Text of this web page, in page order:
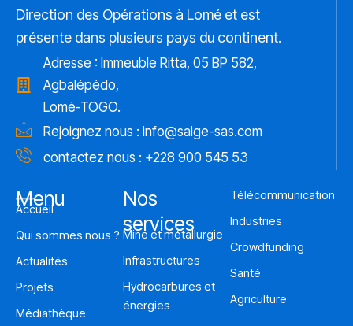
Direction des Opérations à Lomé et est
présente dans plusieurs pays du continent.
Adresse : Immeuble Ritta, 05 BP 582,
Agbalépédo,
Lomé-TOGO.
Rejoignez nous : info@saige-sas.com
contactez nous : +228 900 545 53
Menu
Accueil
Qui sommes nous ?
Actualités
Projets
Médiathèque
Nos
services
Mine et métallurgie
Infrastructures
Hydrocarbures et
énergies
Télécommunication
Industries
Crowdfunding
Santé
Agriculture